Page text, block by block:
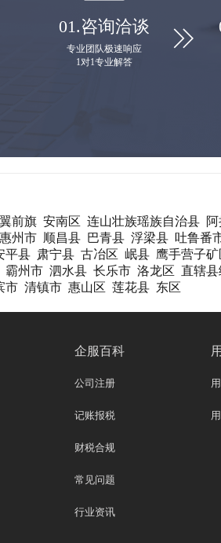
01.咨询洽谈
专业团队极速响应
1对1专业解答

前旗 安南区 连山壮族瑶族自治县
惠州市 顺昌县 巴青县 浮梁县 吐鲁番
平县 肃宁县 古冶区 岷县 鹰手营子矿
霸州市 泗水县 长乐市 洛龙区 直辖县
市 清镇市 惠山区 莲花县 东区
企服百科
公司注册
记账报税
财税合规
常见问题
行业资讯